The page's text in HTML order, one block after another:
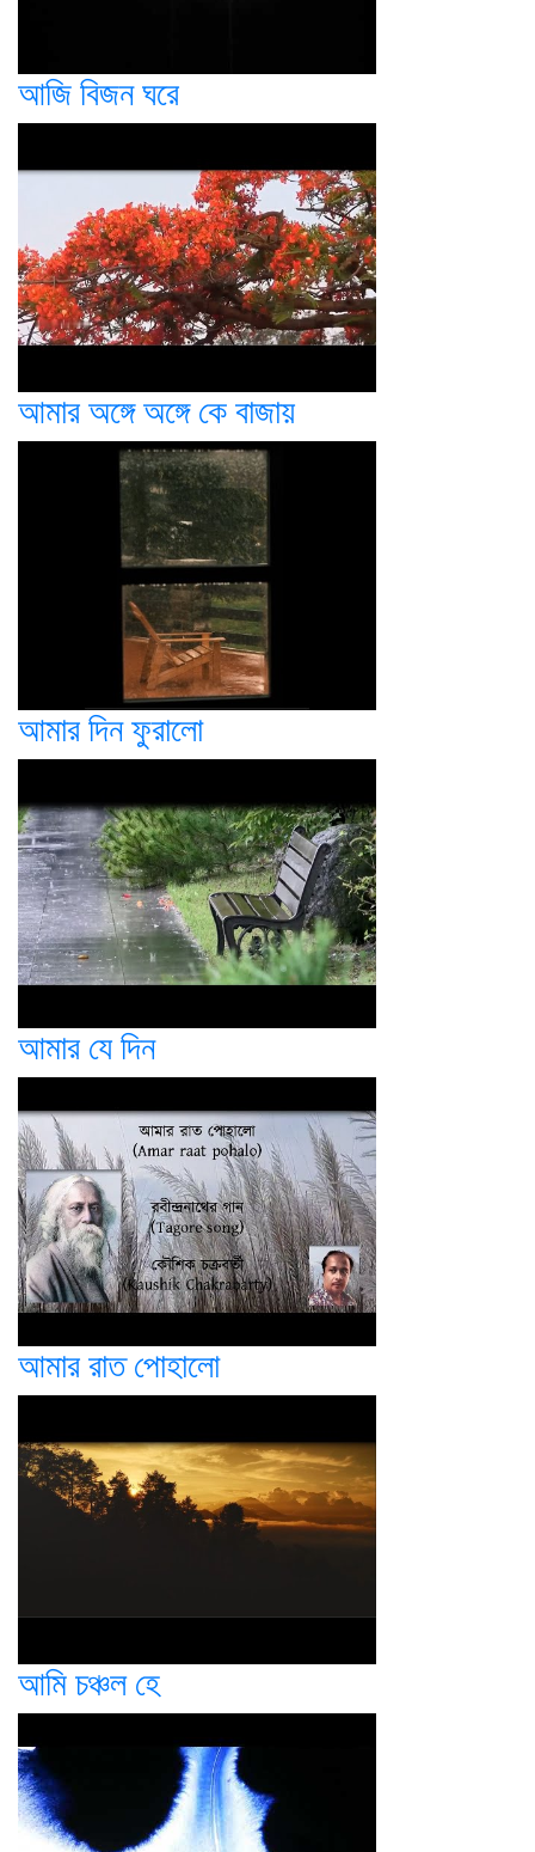
আজি বিজন ঘরে
আমার অঙ্গে অঙ্গে কে বাজায়
আমার দিন ফুরালো
আমার যে দিন
আমার রাত পোহালো
আমি চঞ্চল হে